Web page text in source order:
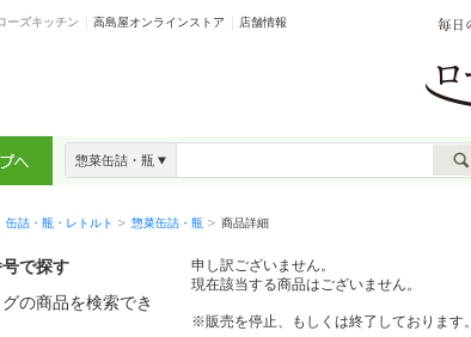
ーズキッチン 高島屋オンラインストア 店舗情報
惣菜缶詰・瓶
缶詰・瓶・レトルト 惣菜缶詰・瓶 商品詳細
申し訳ございません。
現在該当する商品はございません。
※販売を停止、もしくは終了しております。
で探す
の商品を検索でき